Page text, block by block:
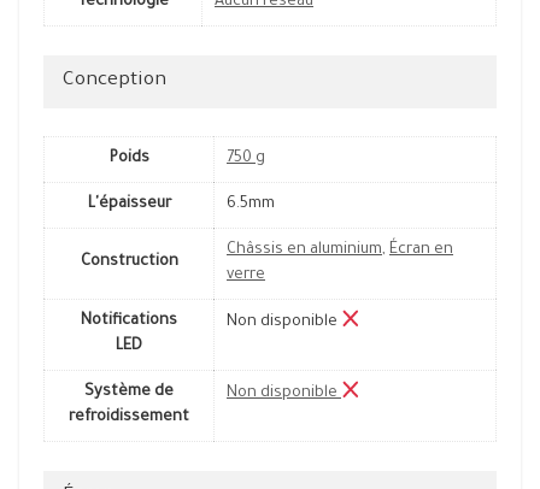
Conception
Poids 750 g
L'épaisseur 6.5mm
Construction
Châssis en aluminium, Écran en
verre
Notifications
LED
Non disponible
Système de
refroidissement
Non disponible